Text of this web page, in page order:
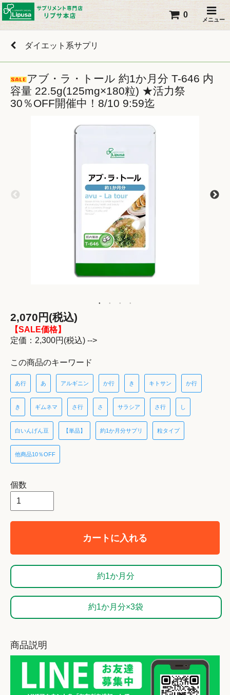
メニュー
0
ダイエット系サプリ
アブ・ラ・トール 約1か月分 T-646 内
容量 22.5g(125mg×180粒) ★活力祭
30％OFF開催中！8/10 9:59迄
2,070円(税込)
【SALE価格】
定価：2,300円(税込) -->
この商品のキーワード
あ行 あ アルギニン か行 き キトサン か行
き ギムネマ さ行 さ サラシア さ行 し
白いんげん豆 【単品】 約1か月分サプリ 粒タイプ
他商品10％OFF
個数
カートに入れる
約1か月分
約1か月分×3袋
商品説明